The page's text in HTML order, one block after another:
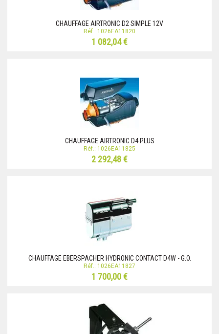
CHAUFFAGE AIRTRONIC D2 SIMPLE 12V
Réf.: 1026EA11820
1 082,04 €
CHAUFFAGE AIRTRONIC D4 PLUS
Réf.: 1026EA11825
2 292,48 €
CHAUFFAGE EBERSPACHER HYDRONIC CONTACT D4W - G.O.
Réf.: 1026EA11827
1 700,00 €